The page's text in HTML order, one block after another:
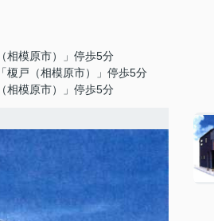
相模原市）」停歩5分
榎戸（相模原市）」停歩5分
相模原市）」停歩5分